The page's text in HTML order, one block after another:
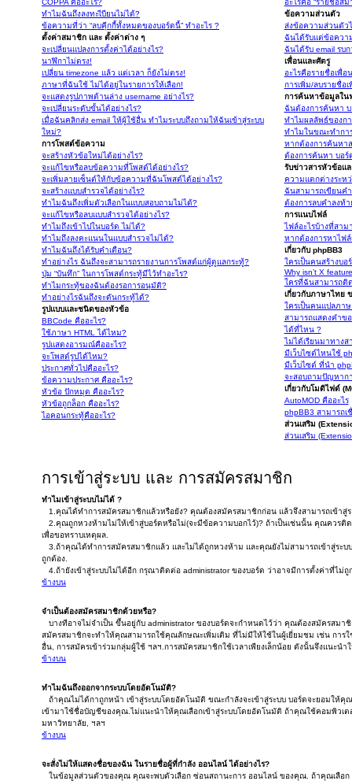
COPPA คืออะไร?
ทำไมฉันถึงลงทะเีบียนไม่ได้?
ข้อความที่ว่า “ลบคุีกกี้ทั้งหมดของบอร์ดนี้” ทำอะไร ?
ตั้งค่าสมาชิก และ ตั้งค่าต่าง ๆ
จะเปลี่ยนแปลงการตั้งค่าได้อย่างไร?
นาฬิกาไม่ตรง!
เปลี่ยน timezone แล้ว แต่เวลา ก็ยังไม่ตรง!
ภาษาที่ฉันใช้ ไม่ได้อยู่ในรายการให้เลือก!
จะแสดงรูปภาพด้านล่าง username อย่างไร?
จะเปลี่ยนระดับขั้นได้อย่างไร?
เมื่อฉันคลิกส่ง email ให้ผู้ใช้อื่น ทำไมระบบถึงถามให้ฉันเข้าสู่ระบบ
ใหม่?
การโพสต์ข้อความ
จะสร้างหัวข้อใหม่ได้อย่างไร?
จะแก้ไขหรือลบข้อความที่โพสต์ได้อย่างไร?
จะเพิ่มลายเซ็นต์ให้กับข้อความที่ฉันโพสต์ได้อย่างไร?
จะสร้างแบบสำรวจได้อย่างไร?
ทำไมฉันถึงเพิ่มตัวเลือกในแบบสอบถามไม่ได้?
จะแก้ไขหรือลบแบบสำรวจได้อย่างไร?
ทำไมถึงเข้าไปในบอร์ด ไม่ได้?
ทำไมถึงลงคะแนนในแบบสำรวจไม่ได้?
ทำไมฉันถึงได้รับคำเตือน?
ทำอย่างไร ฉันถึงจะสามารถรายงานการโพสต์แก่ผู้ดูแลกระทู้?
ปุ่ม “บันทึก” ในการโพสต์กระทู้มีไว้ทำอะไร?
ทำไมกระทู้ของฉันต้องรอการอนุมัติ?
ทำอย่างไรฉันถึงจะดันกระทู้ได้?
รูปแบบและชนิดของหัวข้อ
BBCode คืออะไร?
ใช้ภาษา HTML ได้ไหม?
รูปแสดงอารมณ์คืออะไร?
จะโพสต์รูปได้ไหม?
ประกาศทั่วไปคืออะไร?
ข้อความประกาศ คืออะไร?
หัวข้อ ปักหมุด คืออะไร?
หัวข้อถูกล็อก คืออะไร?
ไอคอนกระทู้คืออะไร?
อะไรคือ “รายชื่อสม
ข้อความส่วนตัว
ส่งข้อความส่วนตัว
ฉันได้รับแต่ข้อควา
ฉันได้รับ email รบ
เพื่อนและศัตรู
อะไรคือรายชื่อเพื่
การเพิ่ม/ลบรายชื่อ
การค้นหาข้อมูลใน
ฉันต้องการค้นหา บ
ทำไมผลลัพธ์ของก
ทำไมในขณะทำกา
หากต้องการค้นหา
ต้องการค้นหา บอร์
รับข่าวสารหัวข้อแล
ความแตกต่างระหว่
ฉันสามารถเขียนค
ต้องการลบคำลงท้า
การแนบไฟล์
ไฟล์อะไรบ้างที่สา
หากต้องการหาไฟล์
เกี่ยวกับ phpBB3
ใครเป็นคนสร้างบอ
Why isn’t X
ใครที่ฉันสามารถติ
เกี่ยวกับภาษาไทย
ใครเป็นคนแปลภา
สามารถแสดงคำข
ได้ที่ไหน ?
ไม่ได้เรียนมาทาง
มีเว็บไซต์ไหนใช้
มีเว็บไซต์ ที่นำ
จะสอบถามปัญหาก
เกี่ยวกับโมดิไฟด์
AutoMOD คืออะไร
phpBB3 สามารถเ
ส่วนเสริม
ส่วนเสริม
การเข้าสู่ระบบ และ การสมัครสมาชิก
ทำไมเข้าสู่ระบบไม่ได้ ?
1.คุณได้ทำการสมัครสมาชิกแล้วหรือยัง? คุณต้องสมัครสมาชิกก่อน แล้วจึงสามารถเข้าสู่ร
2.คุณถูกหวงห้ามไม่ให้เข้าสู่บอร์ดหรือไม่(จะมีข้อความบอกไว้)? ถ้าเป็นเช่นนั้น คุณควรติด
เพื่อขอทราบเหตุผล.
3.ถ้าคุณได้ทำการสมัครสมาชิกแล้ว และไม่ได้ถูกหวงห้าม และคุณยังไม่สามารถเข้าสู่ระบ
ถูกต้อง.
4.ถ้ายังเข้าสู่ระบบไม่ได้อีก กรุณาติดต่อ administrator ของบอร์ด ว่าอาจมีการตั้งค่าที่ไม่ถู
ข้างบน
จำเป็นต้องสมัครสมาชิกด้วยหรือ?
บางทีอาจไม่จำเป็น ขึ้นอยู่กับ administrator ของบอร์ดจะกำหนดไว้ว่า คุณต้องสมัครสมา
สมัครสมาชิกจะทำให้คุณสามารถใช้คุณลักษณะเพิ่มเติม ที่ไม่มีให้ใช้ในผู้เยี่ยมชม เช่น การ
อื่น, การสมัครเข้าร่วมกลุ่มผู้ใช้ ฯลฯ.การสมัครสมาชิกใช้เวลาเพียงเล็กน้อย ดังนั้นจึงแนะน
ข้างบน
ทำไมฉันถึงออกจากระบบโดยอัตโนมัติ?
ถ้าคุณไม่ได้กาถูกหน้า เข้าสู่ระบบโดยอัตโนมัติ ขณะกำลังจะเข้าสู่ระบบ บอร์ดจะยอมให้คุ
เข้ามาใช้ชื่อบัญชีของคุณ.ไม่แนะนำให้คุณเลือกเข้าสู่ระบบโดยอัตโนมัติ ถ้าคุณใช้คอมพิวเต
มหาวิทยาลัย, ฯลฯ
ข้างบน
จะสั่งไม่ให้แสดงชื่อของฉัน ในรายชื่อผู้ที่กำลัง ออนไลน์ ได้อย่างไร?
ในข้อมูลส่วนตัวของคุณ คุณจะพบตัวเลือก ซ่อนสถานะการ ออนไลน์ ของคุณ. ถ้าคุณเลือ